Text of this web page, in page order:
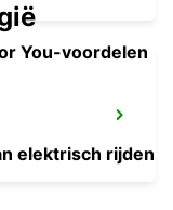
You-voordelen
elektrisch rijden